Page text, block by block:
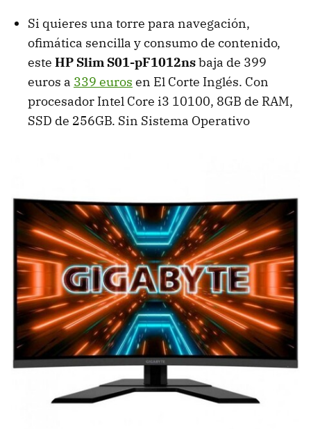
Si quieres una torre para navegación,
ofimática sencilla y consumo de contenido,
este HP Slim S01-pF1012nsbaja de 399
euros a 339 euros en El Corte Inglés. Con
procesador Intel Core i3 10100, 8GB de RAM,
SSD de 256GB. Sin Sistema Operativo